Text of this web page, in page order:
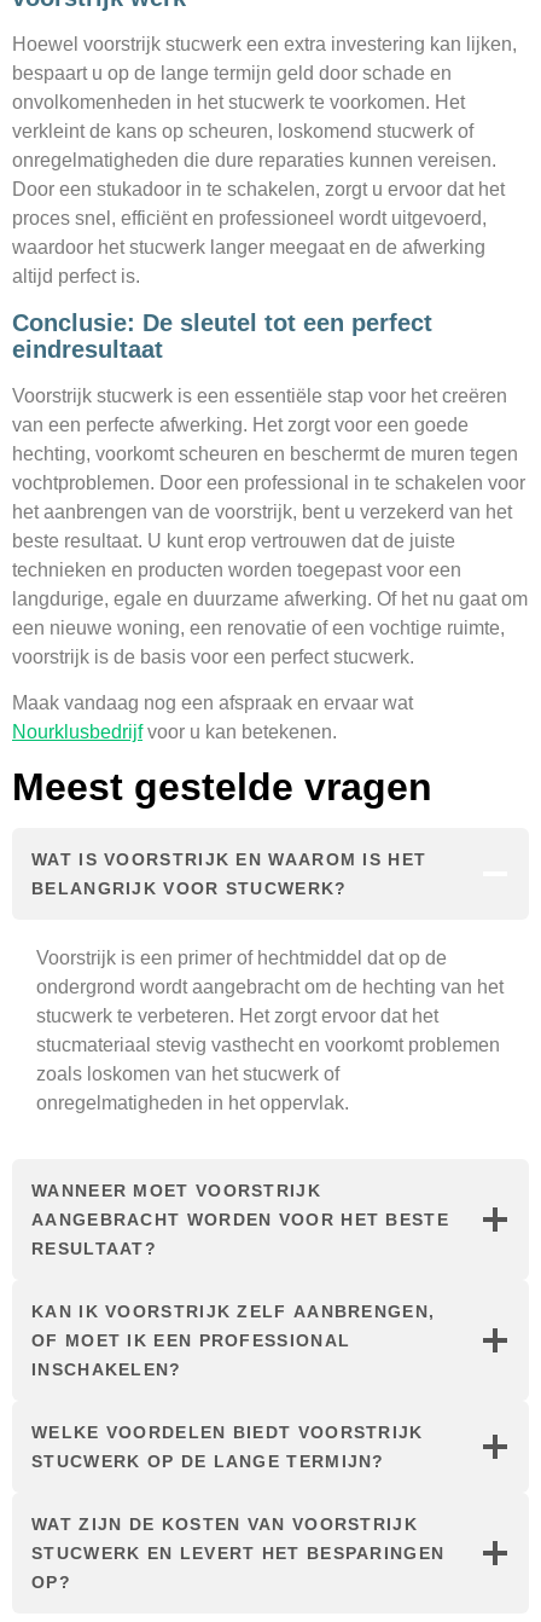
Hoewel voorstrijk stucwerk een extra investering kan lijken,
bespaart u op de lange termijn geld door schade en
onvolkomenheden in het stucwerk te voorkomen. Het
verkleint de kans op scheuren, loskomend stucwerk of
onregelmatigheden die dure reparaties kunnen vereisen.
Door een stukadoor in te schakelen, zorgt u ervoor dat het
proces snel, efficiënt en professioneel wordt uitgevoerd,
waardoor het stucwerk langer meegaat en de afwerking
altijd perfect is.
Conclusie: De sleutel tot een perfect
eindresultaat
Voorstrijk stucwerk is een essentiële stap voor het creëren
van een perfecte afwerking. Het zorgt voor een goede
hechting, voorkomt scheuren en beschermt de muren tegen
vochtproblemen. Door een professional in te schakelen voor
het aanbrengen van de voorstrijk, bent u verzekerd van het
beste resultaat. U kunt erop vertrouwen dat de juiste
technieken en producten worden toegepast voor een
langdurige, egale en duurzame afwerking. Of het nu gaat om
een nieuwe woning, een renovatie of een vochtige ruimte,
voorstrijk is de basis voor een perfect stucwerk.
Maak vandaag nog een afspraak en ervaar wat
Nourklusbedrijfvoor u kan betekenen.
Meest gestelde vragen
WAT IS VOORSTRIJK EN WAAROM IS HET
BELANGRIJK VOOR STUCWERK?
Voorstrijk is een primer of hechtmiddel dat op de
ondergrond wordt aangebracht om de hechting van het
stucwerk te verbeteren. Het zorgt ervoor dat het
stucmateriaal stevig vasthecht en voorkomt problemen
zoals loskomen van het stucwerk of
onregelmatigheden in het oppervlak.
WANNEER MOET VOORSTRIJK
AANGEBRACHT WORDEN VOOR HET BESTE
RESULTAAT?
KAN IK VOORSTRIJK ZELF AANBRENGEN,
OF MOET IK EEN PROFESSIONAL
INSCHAKELEN?
WELKE VOORDELEN BIEDT VOORSTRIJK
STUCWERK OP DE LANGE TERMIJN?
WAT ZIJN DE KOSTEN VAN VOORSTRIJK
STUCWERK EN LEVERT HET BESPARINGEN
OP?